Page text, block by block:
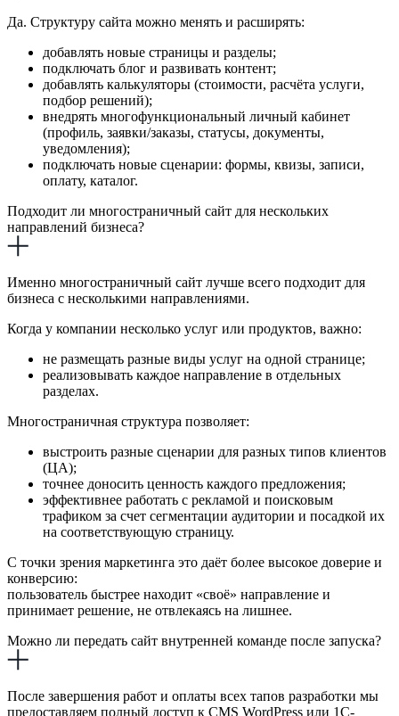
Да. Структуру сайта можно менять и расширять:
добавлять новые страницы и разделы;
подключать блог и развивать контент;
добавлять калькуляторы (стоимости, расчёта услуги,
подбор решений);
внедрять многофункциональный личный кабинет
(профиль, заявки/заказы, статусы, документы,
уведомления);
подключать новые сценарии: формы, квизы, записи,
оплату, каталог.
Подходит ли многостраничный сайт для нескольких
направлений бизнеса?
Именно многостраничный сайт лучше всего подходит для
бизнеса с несколькими направлениями.
Когда у компании несколько услуг или продуктов, важно:
не размещать разные виды услуг на одной странице;
реализовывать каждое направление в отдельных
разделах.
Многостраничная структура позволяет:
выстроить разные сценарии для разных типов клиентов
(ЦА);
точнее доносить ценность каждого предложения;
эффективнее работать с рекламой и поисковым
трафиком за счет сегментации аудитории и посадкой их
на соответствующую страницу.
С точки зрения маркетинга это даёт более высокое доверие и
конверсию:
пользователь быстрее находит «своё» направление и
принимает решение, не отвлекаясь на лишнее.
Можно ли передать сайт внутренней команде после запуска?
После завершения работ и оплаты всех тапов разработки мы
предоставляем полный доступ к CMS WordPress или 1С-